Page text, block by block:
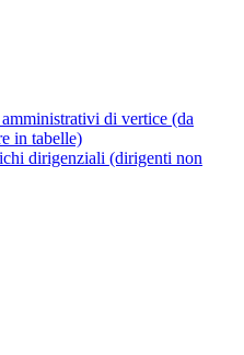
di vertice (da
in tabelle)
dirigenziali (dirigenti non